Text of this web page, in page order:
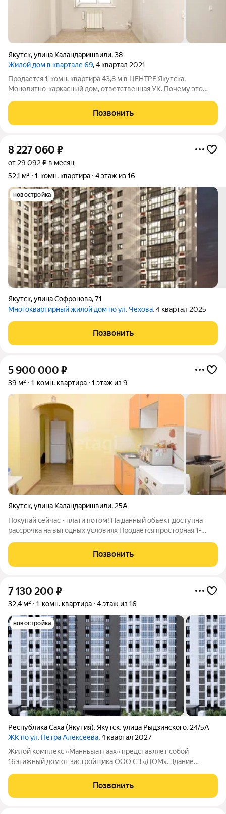
Якутск,улица Каландаришвили,38
Жилой дом в квартале 69, 4 квартал 2021
Продается 1-комн. квартира 43,8 м в ЦЕНТРЕ Якутска.
Монолитно-каркасный дом, ответственная УК. Почему это
Каландаришвили, 38. Всё рядом: работа, кафе, магазины,
остановки. Экономия времени и такси.
Позвонить
8 227 060 ₽
от 29 092 ₽ в месяц
52,1 м²
1-комн. квартира 4 этаж из 16
новостройка
Якутск,улица Софронова,71
Многоквартирный жилой дом по ул. Чехова, 4 квартал 2025
Позвонить
5 900 000 ₽
39 м² 1-комн. квартира 1 этаж из 9
Якутск,улица Каландаришвили, 25А
Покупай сейчас - плати потом! На данный объект доступна
рассрочка на выгодных условиях Продается просторная 1-
постройки, 112 серии, с площадью 39 кв.м., квартира
расположена на 1 этаже из 9. за
Позвонить
7 130 200 ₽
32,4 м² 1-комн. квартира 4 этаж из 16
новостройка
Республика Саха (Якутия), Якутск,улица Рыдзинского, 24/5А
ЖК по ул. Петра Алексеева, 4 квартал 2027
Жилой комплекс «Манньыаттаах» представляет собой
16этажный дом от застройщика ООО СЗ «ДОМ». Здание
с пассажирским и грузовым лифтами. В комплексе
Позвонить